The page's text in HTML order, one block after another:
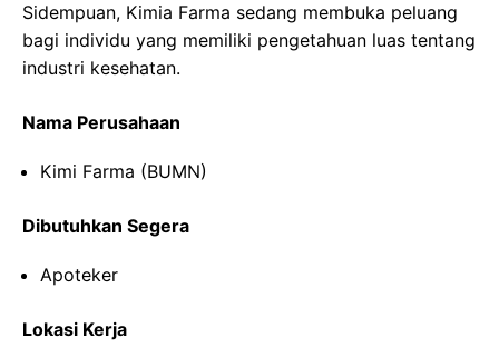
Sidempuan, Kimia Farma sedang membuka peluang
bagi individu yang memiliki pengetahuan luas tentang
industri kesehatan.
Nama Perusahaan
Kimi Farma (BUMN)
Dibutuhkan Segera
Apoteker
Lokasi Kerja